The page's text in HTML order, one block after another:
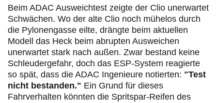
Beim ADAC Ausweichtest zeigte der Clio unerwartet
Schwächen. Wo der alte Clio noch mühelos durch
die Pylonengasse eilte, drängte beim aktuellen
Modell das Heck beim abrupten Ausweichen
unerwartet stark nach außen. Zwar bestand keine
Schleudergefahr, doch das ESP-System reagierte
so spät, dass die ADAC Ingenieure notierten: "Test
nicht bestanden." Ein Grund für dieses
Fahrverhalten könnten die Spritspar-Reifen des